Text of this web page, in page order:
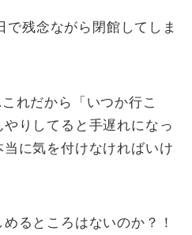
残念ながら閉館してしま
れだから「いつか行こ
りしてると手遅れになっ
に気を付けなければいけ
るところはないのか？！